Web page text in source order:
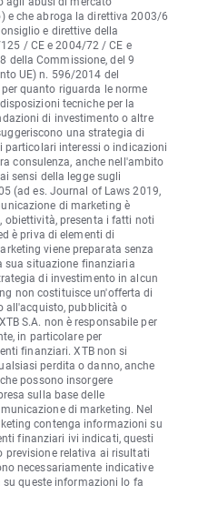
e che abroga la direttiva 2003/6
e direttive della
/ CE e 2004/72 / CE e
della Commissione, del 9
UE) n. 596/2014 del
quanto riguarda le norme
tecniche per la
di investimento o altre
una strategia di
particolari interessi o indicazioni
consulenza, anche nell'ambito
sensi della legge sugli
(ad es. Journal of Laws 2019,
di marketing è
obiettività, presenta i fatti noti
è priva di elementi di
viene preparata senza
sua situazione finanziaria
di investimento in alcun
non costituisce un'offerta di
all'acquisto, pubblicità o
S.A. non è responsabile per
in particolare per
finanziari. XTB non si
perdita o danno, anche
possono insorgere
sulla base delle
di marketing. Nel
contenga informazioni su
finanziari ivi indicati, questi
relativa ai risultati
necessariamente indicative
queste informazioni lo fa